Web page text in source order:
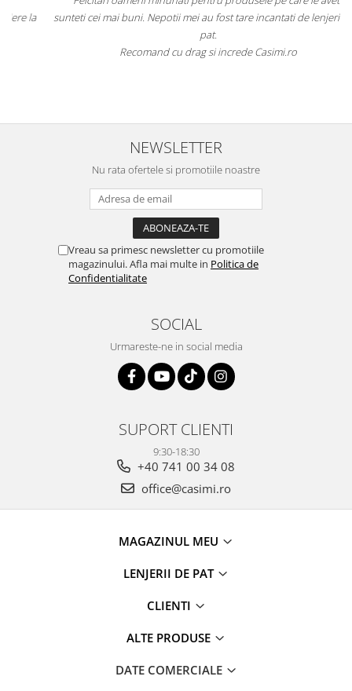
sunteti cei mai buni. Nepotii mei au fost tare incantati de lenjeriile de
Recomand cu drag si increde Casimi.ro
NEWSLETTER
Nu rata ofertele si promotiile noastre
Vreau sa primesc newsletter cu promotiile
magazinului. Afla mai multe in Politica de
Confidentialitate
SOCIAL
Urmareste-ne in social media
SUPORT CLIENTI
9:30-18:30
+40 741 00 34 08
office@casimi.ro
MAGAZINUL MEU
LENJERII DE PAT
CLIENTI
ALTE PRODUSE
DATE COMERCIALE